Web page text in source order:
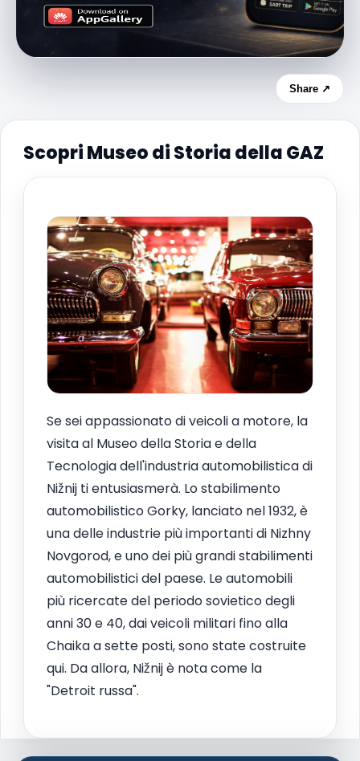
Share ↗
Scopri Museo di Storia della GAZ
Se sei appassionato di veicoli a motore, la
visita al Museo della Storia e della
Tecnologia dell'industria automobilistica di
Nižnij ti entusiasmerà. Lo stabilimento
automobilistico Gorky, lanciato nel 1932, è
una delle industrie più importanti di Nizhny
Novgorod, e uno dei più grandi stabilimenti
automobilistici del paese. Le automobili
più ricercate del periodo sovietico degli
anni 30 e 40, dai veicoli militari fino alla
Chaika a sette posti, sono state costruite
qui. Da allora, Nižnij è nota come la
"Detroit russa".